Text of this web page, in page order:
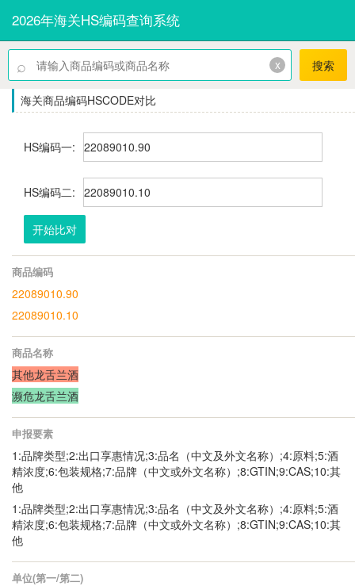
2026年海关HS编码查询系统
⌕ x 搜索
海关商品编码HSCODE对比
HS编码一:
HS编码二:
开始比对
商品编码
22089010.90
22089010.10
商品名称
其他龙舌兰酒
濒危龙舌兰酒
申报要素
1:品牌类型;2:出口享惠情况;3:品名（中文及外文名称）;4:原料;5:酒
精浓度;6:包装规格;7:品牌（中文或外文名称）;8:GTIN;9:CAS;10:其
他
1:品牌类型;2:出口享惠情况;3:品名（中文及外文名称）;4:原料;5:酒
精浓度;6:包装规格;7:品牌（中文或外文名称）;8:GTIN;9:CAS;10:其
他
单位(第一/第二)